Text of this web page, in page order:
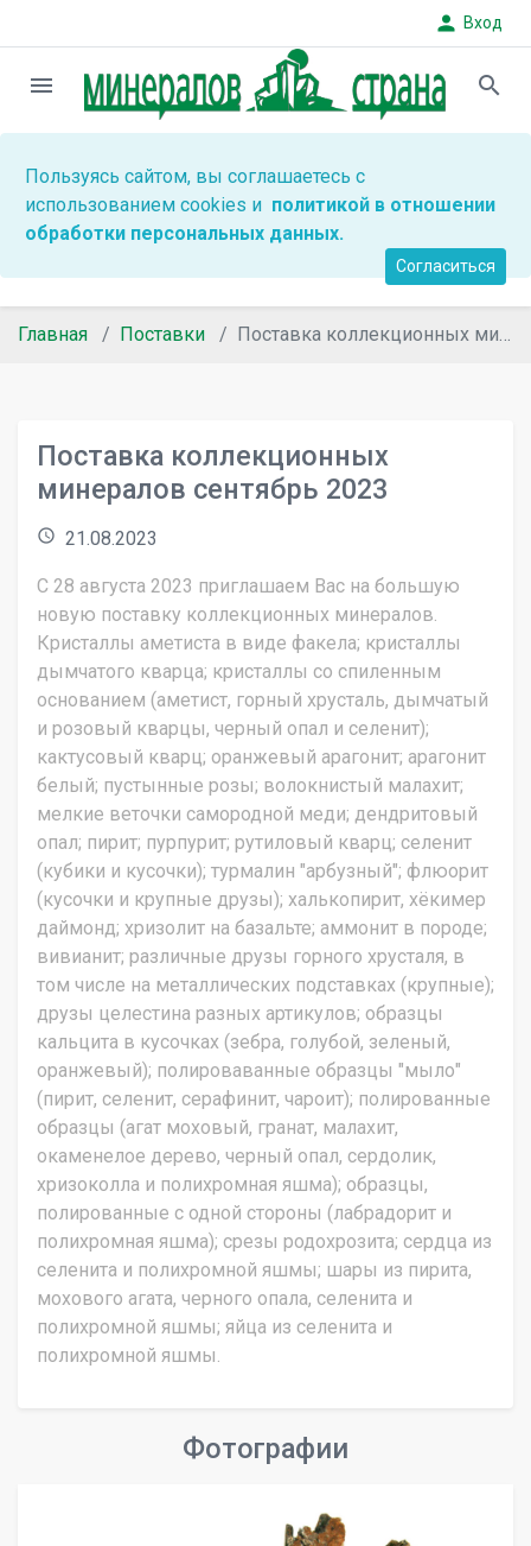
person Вход
menu search
Пользуясь сайтом, вы соглашаетесь с
использованием cookies и политикой в отношении
обработки персональных данных.
Согласиться
Главная Поставки Поставка коллекционных минералов сентябрь 2023
Поставка коллекционных
минералов сентябрь 2023
access_time 21.08.2023
С 28 августа 2023 приглашаем Вас на большую
новую поставку коллекционных минералов.
Кристаллы аметиста в виде факела; кристаллы
дымчатого кварца; кристаллы со спиленным
основанием (аметист, горный хрусталь, дымчатый
и розовый кварцы, черный опал и селенит);
кактусовый кварц; оранжевый арагонит; арагонит
белый; пустынные розы; волокнистый малахит;
мелкие веточки самородной меди; дендритовый
опал; пирит; пурпурит; рутиловый кварц; селенит
(кубики и кусочки); турмалин "арбузный"; флюорит
(кусочки и крупные друзы); халькопирит, хёкимер
даймонд; хризолит на базальте; аммонит в породе;
вивианит; различные друзы горного хрусталя, в
том числе на металлических подставках (крупные);
друзы целестина разных артикулов; образцы
кальцита в кусочках (зебра, голубой, зеленый,
оранжевый); полироваванные образцы "мыло"
(пирит, селенит, серафинит, чароит); полированные
образцы (агат моховый, гранат, малахит,
окаменелое дерево, черный опал, сердолик,
хризоколла и полихромная яшма); образцы,
полированные с одной стороны (лабрадорит и
полихромная яшма); срезы родохрозита; сердца из
селенита и полихромной яшмы; шары из пирита,
мохового агата, черного опала, селенита и
полихромной яшмы; яйца из селенита и
полихромной яшмы.
Фотографии